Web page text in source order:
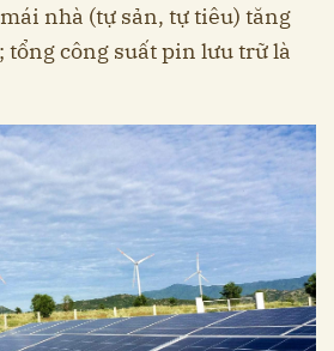
nhà (tự sản, tự tiêu) tăng
tổng công suất pin lưu trữ là